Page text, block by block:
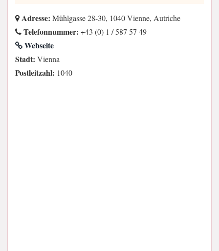
Adresse: Mühlgasse 28-30, 1040 Vienne, Autriche
Telefonnummer: +43 (0) 1 / 587 57 49
Webseite
Stadt: Vienna
Postleitzahl: 1040